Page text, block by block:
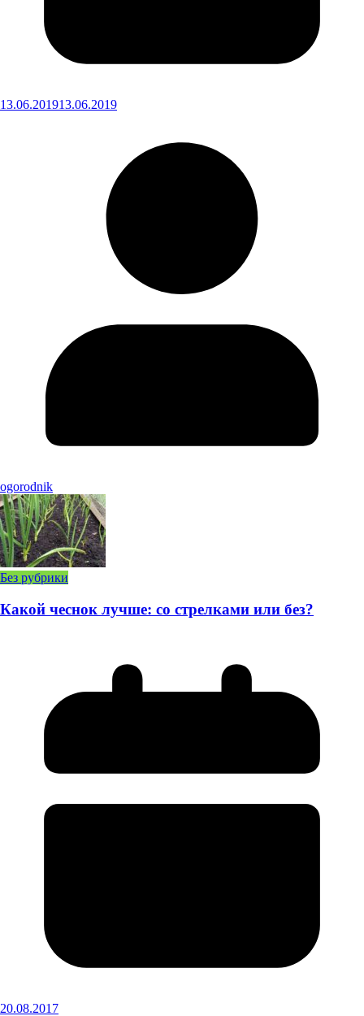
13.06.201913.06.2019
ogorodnik
Без рубрики
Какой чеснок лучше: со стрелками или без?
20.08.2017